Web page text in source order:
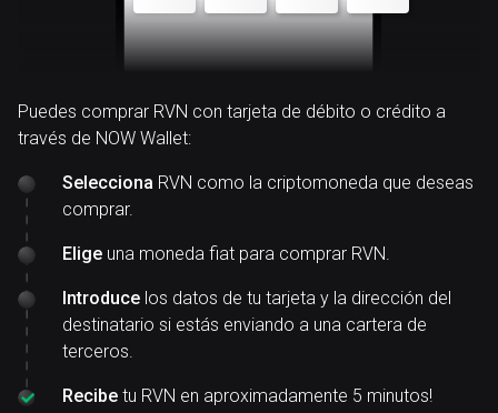
Puedes comprar RVN con tarjeta de débito o crédito a
través de NOW Wallet:
Selecciona RVN como la criptomoneda que deseas
comprar.
Elige una moneda fiat para comprar RVN.
Introduce los datos de tu tarjeta y la dirección del
destinatario si estás enviando a una cartera de
terceros.
Recibe tu RVN en aproximadamente 5 minutos!